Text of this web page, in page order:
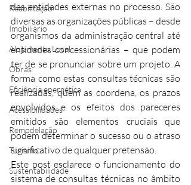
Reabilitação
Imobiliário
Alojamento Local
Obras
Eficiência energética
Acessibilidades
Remodelação
Turismo
Sustentabilidade
das entidades externas no processo. São
diversas as organizações públicas – desde
organismos da administração central até
entidades concessionárias – que podem
ter de se pronunciar sobre um projeto. A
forma como estas consultas técnicas são
realizadas, quem as coordena, os prazos
envolvidos e os efeitos dos pareceres
emitidos são elementos cruciais que
podem determinar o sucesso ou o atraso
significativo de qualquer pretensão.
Este post esclarece o funcionamento do
sistema de consultas técnicas no âmbito